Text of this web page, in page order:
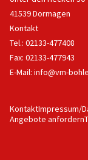
41539 Dormagen
Kontakt
Tel.: 02133-477408
Fax: 02133-477943
E-Mail: info@vm-
KontaktImpressum/
Angebote anfordern